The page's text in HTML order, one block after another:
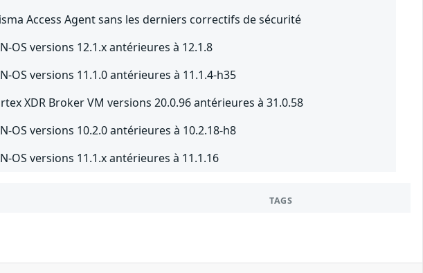
Access Agent sans les derniers correctifs de sécurité
OS versions 12.1.x antérieures à 12.1.8
OS versions 11.1.0 antérieures à 11.1.4-h35
XDR Broker VM versions 20.0.96 antérieures à 31.0.58
OS versions 10.2.0 antérieures à 10.2.18-h8
OS versions 11.1.x antérieures à 11.1.16
TAGS